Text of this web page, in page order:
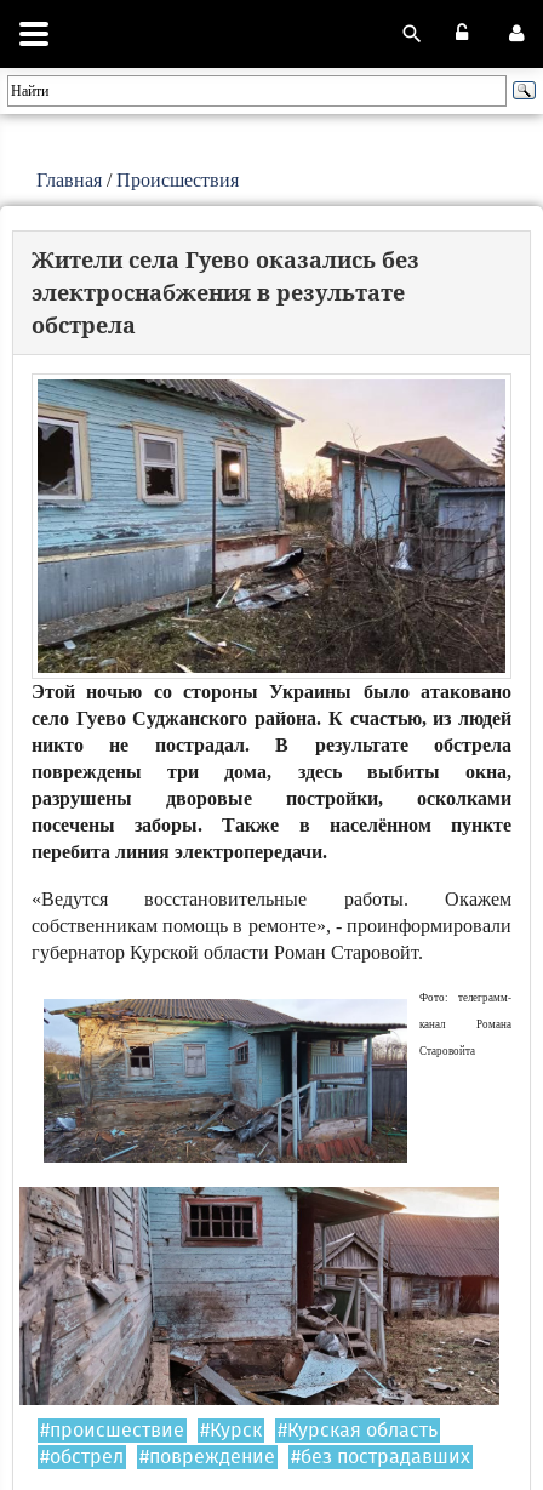
Главная /Происшествия
Жители села Гуево оказались без
электроснабжения в результате
обстрела
Этой ночью со стороны Украины было атаковано
село Гуево Суджанского района. К счастью, из людей
никто не пострадал. В результате обстрела
повреждены три дома, здесь выбиты окна,
разрушены дворовые постройки, осколками
посечены заборы. Также в населённом пункте
перебита линия электропередачи.
«Ведутся восстановительные работы. Окажем
собственникам помощь в ремонте», - проинформировали
губернатор Курской области Роман Старовойт.
Фото: телеграмм-
канал Романа
Старовойта
#происшествие #Курск
#Курская область
#обстрел
#повреждение #без пострадавших